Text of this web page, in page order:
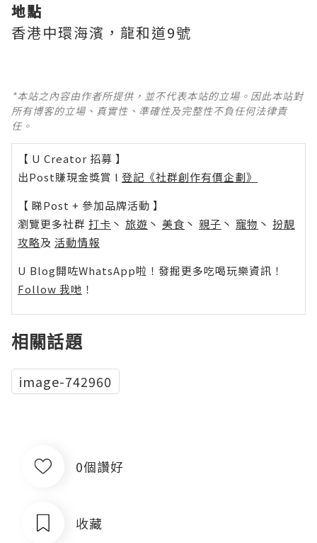
地點
香港中環海濱，龍和道9號
*本站之內容由作者所提供，並不代表本站的立場。因此本站對
所有博客的立場、真實性、準確性及完整性不負任何法律責
任。
【 U Creator 招募 】
出Post賺現金獎賞 l 登記《社群創作有價企劃》
【 睇Post + 參加品牌活動 】
瀏覽更多社群 打卡 丶 旅遊 丶 美食 丶 親子 丶 寵物 丶 扮靚
攻略及 活動情報
U Blog開咗WhatsApp啦！發掘更多吃喝玩樂資訊！
Follow 我哋 ！
相關話題
image-742960
0個讚好
收藏